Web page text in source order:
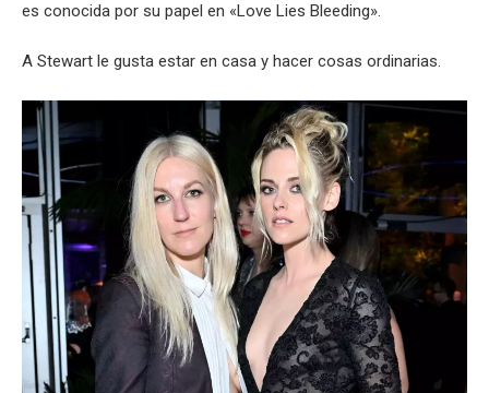
es conocida por su papel en «Love Lies Bleeding».
A Stewart le gusta estar en casa y hacer cosas ordinarias.